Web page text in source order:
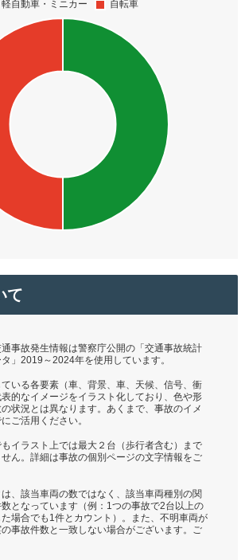
て
通事故発生情報は警察庁公開の「交通事故統計
」2019～2024年を使用しています。
ている各要素（車、背景、車、天候、信号、衝
的なイメージをイラスト化しており、色や形
状況とは異なります。あくまで、事故のイメ
ご活用ください。
もイラスト上では最大２台（歩行者含む）まで
ん。詳細は事故の個別ページの文字情報をご
は、該当車両の数ではなく、該当車両種別の関
となっています（例：1つの事故で2台以上の
場合でも1件とカウント）。また、不明車両が
事故件数と一致しない場合がございます。ご